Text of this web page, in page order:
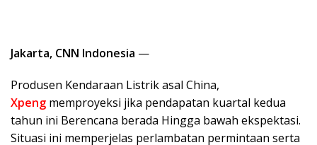
Jakarta, CNN Indonesia —
Produsen Kendaraan Listrik asal China,
Xpeng memproyeksi jika pendapatan kuartal kedua
tahun ini Berencana berada Hingga bawah ekspektasi.
Situasi ini memperjelas perlambatan permintaan serta